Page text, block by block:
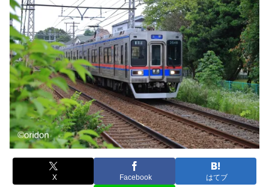
X Facebook はてブ